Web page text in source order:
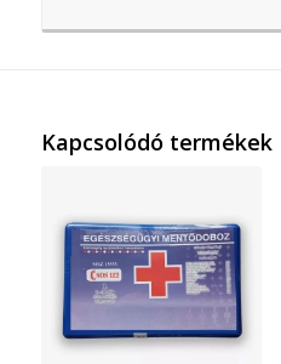
Kapcsolódó termékek